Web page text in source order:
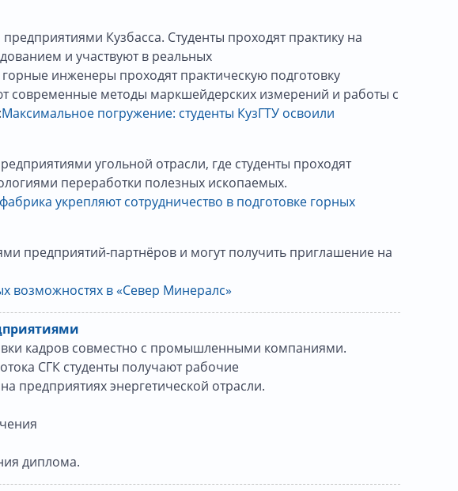
Кузбасса. Студенты проходят практику на
и участвуют в реальных
инженеры проходят практическую подготовку
современные методы маркшейдерских измерений и работы с
Максимальное погружение: студенты КузГТУ освоили
угольной отрасли, где студенты проходят
переработки полезных ископаемых.
укрепляют сотрудничество в подготовке горных
предприятий-партнёров и могут получить приглашение на
возможностях в «Север Минералс»
кадров совместно с промышленными компаниями.
СГК студенты получают рабочие
предприятиях энергетической отрасли.
диплома.